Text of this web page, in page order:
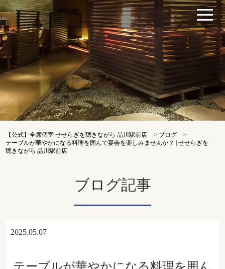
【公式】全席個室 せせらぎを聴きながら 品川駅前店 > ブログ
>
テーブルが華やかになる料理を囲んで宴会を楽しみませんか？ | せせらぎを
聴きながら 品川駅前店
ブログ記事
2025.05.07